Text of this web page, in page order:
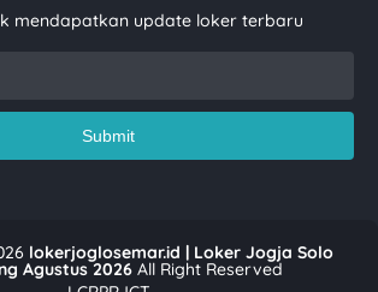
mendapatkan update loker terbaru
lokerjoglosemar.id | Loker Jogja Solo
Agustus 2026 All Right Reserved